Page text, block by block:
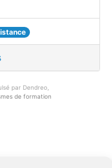
par Dendreo,
de formation